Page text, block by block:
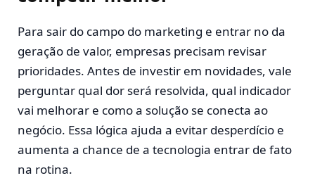
Para sair do campo do marketing e entrar no da
geração de valor, empresas precisam revisar
prioridades. Antes de investir em novidades, vale
perguntar qual dor será resolvida, qual indicador
vai melhorar e como a solução se conecta ao
negócio. Essa lógica ajuda a evitar desperdício e
aumenta a chance de a tecnologia entrar de fato
na rotina.